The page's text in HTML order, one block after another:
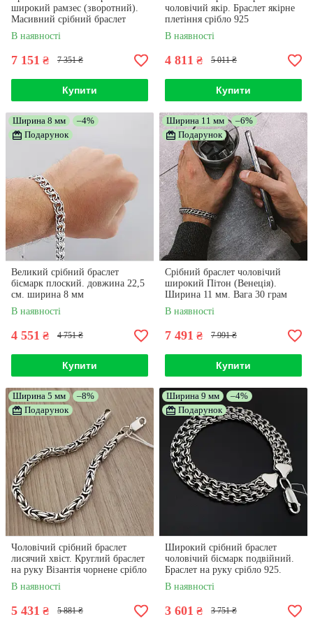
широкий рамзес (зворотний).
Масивний срібний браслет
ширина 1 см. Довжина 22,5 см
В наявності
7 151 ₴ 7 351 ₴
Купити
чоловічий якір. Браслет якірне
плетіння срібло 925
В наявності
4 811 ₴ 5 011 ₴
Купити
Ширина 8 мм
–4%
Подарунок
Великий срібний браслет
бісмарк плоский. довжина 22,5
см. ширина 8 мм
В наявності
4 551 ₴ 4 751 ₴
Купити
Ширина 11 мм
–6%
Подарунок
Срібний браслет чоловічий
широкий Пітон (Венеція).
Ширина 11 мм. Вага 30 грам
В наявності
7 491 ₴ 7 991 ₴
Купити
Ширина 5 мм
–8%
Подарунок
Чоловічий срібний браслет
лисячий хвіст. Круглий браслет
на руку Візантія чорнене срібло
925 21 см
В наявності
5 431 ₴ 5 881 ₴
Ширина 9 мм
–4%
Подарунок
Широкий срібний браслет
чоловічий бісмарк подвійний.
Браслет на руку срібло 925.
Ширина 9 мм. Довжина 18,5 см
В наявності
3 601 ₴ 3 751 ₴